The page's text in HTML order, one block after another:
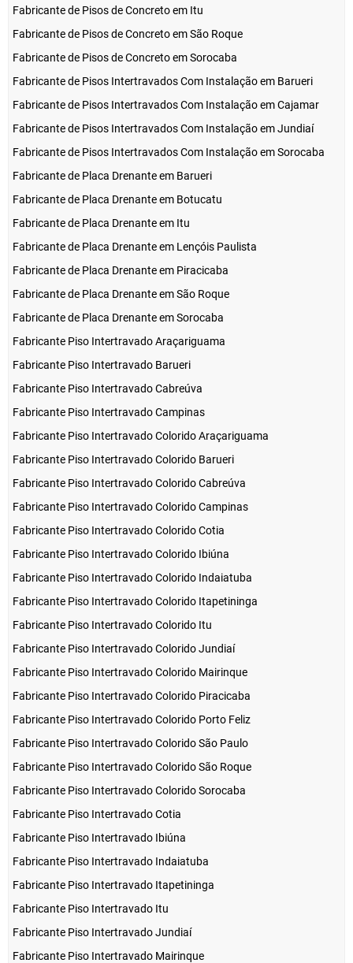
Fabricante de Pisos de Concreto em Itu
Fabricante de Pisos de Concreto em São Roque
Fabricante de Pisos de Concreto em Sorocaba
Fabricante de Pisos Intertravados Com Instalação em Barueri
Fabricante de Pisos Intertravados Com Instalação em Cajamar
Fabricante de Pisos Intertravados Com Instalação em Jundiaí
Fabricante de Pisos Intertravados Com Instalação em Sorocaba
Fabricante de Placa Drenante em Barueri
Fabricante de Placa Drenante em Botucatu
Fabricante de Placa Drenante em Itu
Fabricante de Placa Drenante em Lençóis Paulista
Fabricante de Placa Drenante em Piracicaba
Fabricante de Placa Drenante em São Roque
Fabricante de Placa Drenante em Sorocaba
Fabricante Piso Intertravado Araçariguama
Fabricante Piso Intertravado Barueri
Fabricante Piso Intertravado Cabreúva
Fabricante Piso Intertravado Campinas
Fabricante Piso Intertravado Colorido Araçariguama
Fabricante Piso Intertravado Colorido Barueri
Fabricante Piso Intertravado Colorido Cabreúva
Fabricante Piso Intertravado Colorido Campinas
Fabricante Piso Intertravado Colorido Cotia
Fabricante Piso Intertravado Colorido Ibiúna
Fabricante Piso Intertravado Colorido Indaiatuba
Fabricante Piso Intertravado Colorido Itapetininga
Fabricante Piso Intertravado Colorido Itu
Fabricante Piso Intertravado Colorido Jundiaí
Fabricante Piso Intertravado Colorido Mairinque
Fabricante Piso Intertravado Colorido Piracicaba
Fabricante Piso Intertravado Colorido Porto Feliz
Fabricante Piso Intertravado Colorido São Paulo
Fabricante Piso Intertravado Colorido São Roque
Fabricante Piso Intertravado Colorido Sorocaba
Fabricante Piso Intertravado Cotia
Fabricante Piso Intertravado Ibiúna
Fabricante Piso Intertravado Indaiatuba
Fabricante Piso Intertravado Itapetininga
Fabricante Piso Intertravado Itu
Fabricante Piso Intertravado Jundiaí
Fabricante Piso Intertravado Mairinque